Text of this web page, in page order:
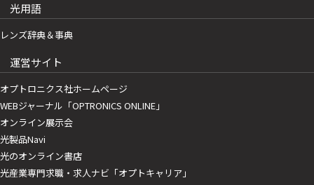
光用語
レンズ辞典＆事典
運営サイト
オプトロニクス社ホームページ
WEBジャーナル「OPTRONICS ONLINE」
オンライン展示会
光製品Navi
光のオンライン書店
光産業専門求職・求人ナビ「オプトキャリア」